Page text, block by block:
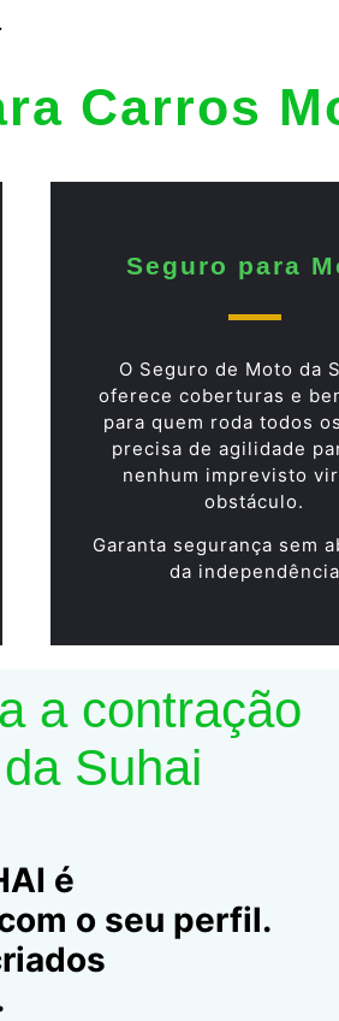
Carros
Seguro para
O Seguro de Moto da
oferece coberturas e
para quem roda todos
precisa de agilidade
nenhum imprevisto
obstáculo.
Garanta segurança sem
da independência
a contração
Suhai
é
o seu perfil.